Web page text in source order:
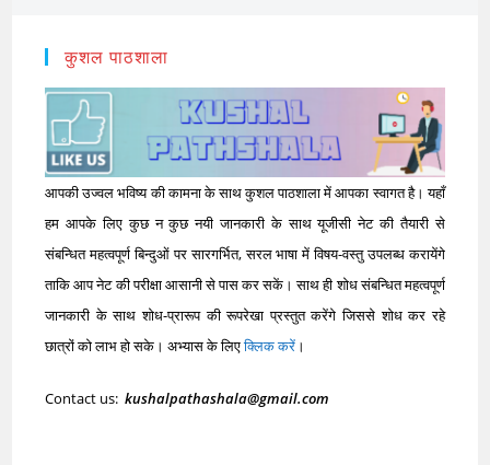
कुशल पाठशाला
आपकी उज्वल भविष्य की कामना के साथ कुशल पाठशाला में आपका स्वागत है। यहाँ
हम आपके लिए कुछ न कुछ नयी जानकारी के साथ यूजीसी नेट की तैयारी से
संबन्धित महत्वपूर्ण बिन्दुओं पर सारगर्भित, सरल भाषा में विषय-वस्तु उपलब्ध करायेंगे
ताकि आप नेट की परीक्षा आसानी से पास कर सकें। साथ ही शोध संबन्धित महत्वपूर्ण
जानकारी के साथ शोध-प्रारूप की रूपरेखा प्रस्तुत करेंगे जिससे शोध कर रहे
छात्रों को लाभ हो सके। अभ्यास के लिएक्लिक करें ।
Contact us:kushalpathashala@gmail.com